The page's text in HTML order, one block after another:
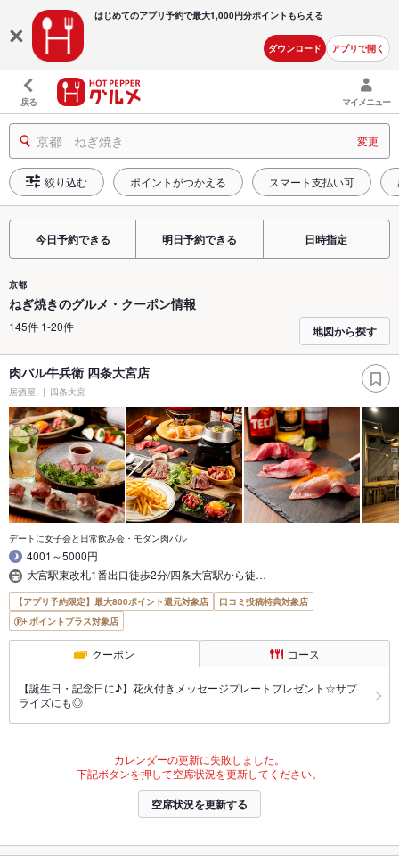
はじめてのアプリ予約で最大1,000円分ポイントもらえる
ダウンロード アプリで開く
戻る マイメニュー
京都 ねぎ焼き 変更
絞り込む ポイントがつかえる スマート支払い可
今日予約できる 明日予約できる 日時指定
京都
ねぎ焼きのグルメ・クーポン情報
145件 1-20件 地図から探す
肉バル牛兵衛 四条大宮店
居酒屋 四条大宮
デートに女子会と日常飲み会・モダン肉バル
4001～5000円
大宮駅東改札1番出口徒歩2分/四条大宮駅から徒…
【アプリ予約限定】最大800ポイント還元対象店
口コミ投稿特典対象店
ポイントプラス対象店
クーポン コース
【誕生日・記念日に♪】花火付きメッセージプレートプレゼント☆サプ
ライズにも◎
カレンダーの更新に失敗しました。
下記ボタンを押して空席状況を更新してください。
空席状況を更新する